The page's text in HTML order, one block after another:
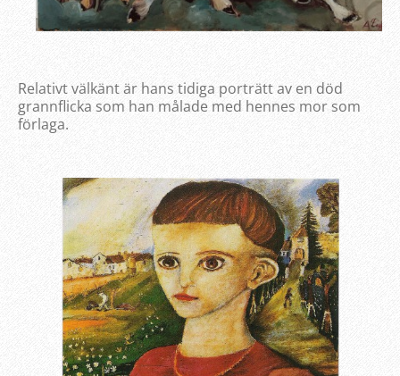
Relativt välkänt är hans tidiga porträtt av en död
grannflicka som han målade med hennes mor som
förlaga.